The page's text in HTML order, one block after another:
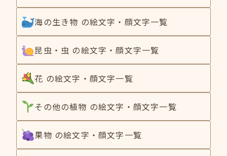
海の生き物 の絵文字・顔文字一覧
昆虫・虫 の絵文字・顔文字一覧
花 の絵文字・顔文字一覧
その他の植物 の絵文字・顔文字一覧
果物 の絵文字・顔文字一覧